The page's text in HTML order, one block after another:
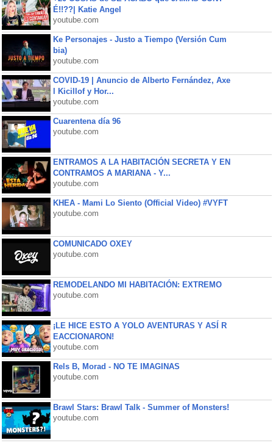
É!!??| Katie Angel
youtube.com
Ke Personajes - Justo a Tiempo (Versión Cum
bia)
youtube.com
COVID-19 | Anuncio de Alberto Fernández, Axe
l Kicillof y Hor...
youtube.com
Cuarentena día 96
youtube.com
ENTRAMOS A LA HABITACIÓN SECRETA Y EN
CONTRAMOS A MARIANA - Y...
youtube.com
KHEA - Mami Lo Siento (Official Video) #VYFT
youtube.com
COMUNICADO OXEY
youtube.com
REMODELANDO MI HABITACIÓN: EXTREMO
youtube.com
¡LE HICE ESTO A YOLO AVENTURAS Y ASÍ R
EACCIONARON!
youtube.com
Rels B, Morad - NO TE IMAGINAS
youtube.com
Brawl Stars: Brawl Talk - Summer of Monsters!
youtube.com